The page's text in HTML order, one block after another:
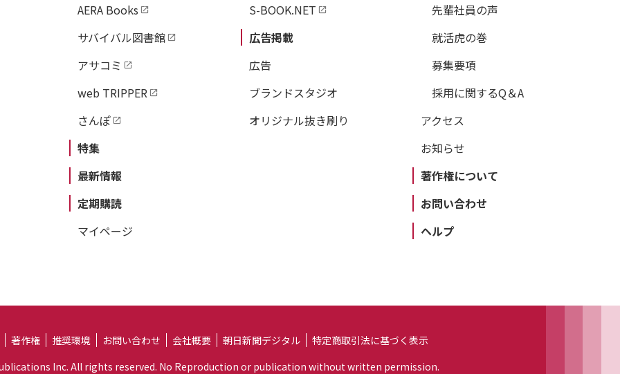
AERA Books
サバイバル図書館
アサコミ
web TRIPPER
さんぽ
特集
最新情報
定期購読
マイページ
S-BOOK.NET
広告掲載
広告
ブランドスタジオ
オリジナル抜き刷り
先輩社員の声
就活虎の巻
募集要項
採用に関するQ＆A
アクセス
お知らせ
著作権について
お問い合わせ
ヘルプ
著作権 推奨環境 お問い合わせ 会社概要 朝日新聞デジタル
特定商取引法に基づく表示
Inc. All rights reserved. No Reproduction or publication without written permission.